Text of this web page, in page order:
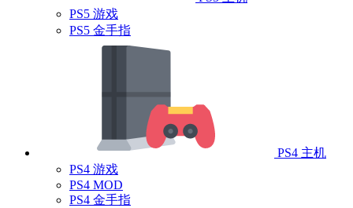
PS5 游戏
PS5 金手指
PS4 主机
PS4 游戏
PS4 MOD
PS4 金手指